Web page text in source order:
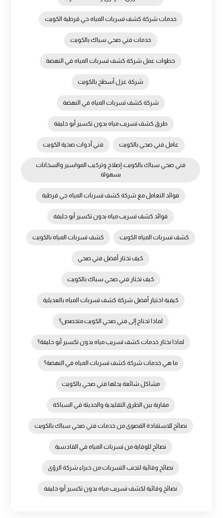
خدمات شركة كشف تسربات المياه حي قرطبة الكويت
خدمات فني صحي سباك بالكويت
خطوات عمل شركة كشف تسربات المياه في النهضة
شركة عزل أسطح بالكويت
شركة كشف تسربات المياه في النهضة
طرق كشف تسريب مياه بدون تكسير أبو حليفة
عامل فني صحي بالكويت فني أدوات صحية الكويت
فني صحي سباك بالكويت: إصلاح وتركيب المواسير والسخانات
بسهولة
فوائد التعامل مع شركة كشف تسربات المياه حي قرطبة
فوائد كشف تسريب مياه بدون تكسير أبو حليفة
كشف تسربات المياه الكويت كشف تسربات المياه بالكويت
كيف تختار أفضل فني صحي
كيف تختار فني صحي سباك بالكويت
كيفية اختيار أفضل شركة كشف تسربات المياه بالعديلية
لماذا تحتاج إلى فني صحي الكويت متخصص؟
لماذا نختار خدمات كشف تسريب مياه بدون تكسير أبو حليفة؟
ما هي خدمات شركة كشف تسربات المياه في النهضة؟
مشاكل شائعة يحلها فني صحي بالكويت
مقارنة بين الطرق التقليدية والحديثة في السباكة
نصائح للاستفادة القصوى من خدمات فني صحي سباك بالكويت
نصائح للوقاية من تسربات المياه في القادسية
نصائح وقائية لتجنب التسربات من خبراء شركة الرؤى
نصائح وقائية لكشف تسريب مياه بدون تكسير أبو حليفة